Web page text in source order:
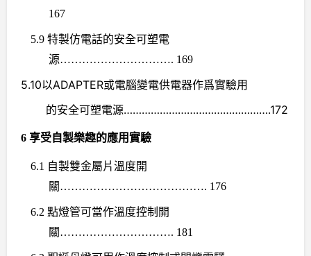
167
5.9 特製仿電話的安全可塑電
源…………………………. 169
5.10以ADAPTER或電腦變電供電器作爲實驗用
的安全可塑電源………………………………………….172
6 享受自製樂趣的應用實驗
6.1 自製雙金屬片溫度開
關…………………………………. 176
6.2 點燈管可當作溫度控制開
關…………………………. 181